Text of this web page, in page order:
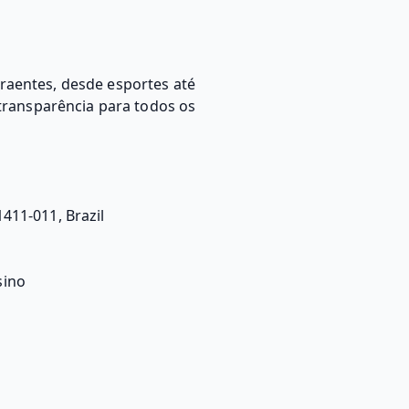
desde esportes até
para todos os
011, Brazil